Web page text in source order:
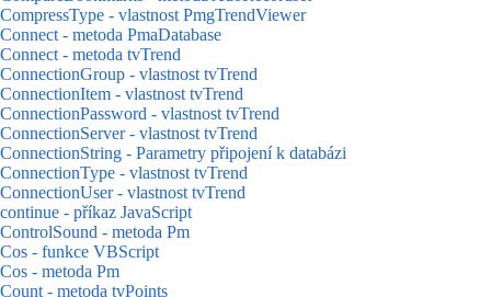
CompressType - vlastnost PmgTrendViewer
Connect - metoda PmaDatabase
Connect - metoda tvTrend
ConnectionGroup - vlastnost tvTrend
ConnectionItem - vlastnost tvTrend
ConnectionPassword - vlastnost tvTrend
ConnectionServer - vlastnost tvTrend
ConnectionString - Parametry připojení k databázi
ConnectionType - vlastnost tvTrend
ConnectionUser - vlastnost tvTrend
continue - příkaz JavaScript
ControlSound - metoda Pm
Cos - funkce VBScript
Cos - metoda Pm
Count - metoda tvPoints